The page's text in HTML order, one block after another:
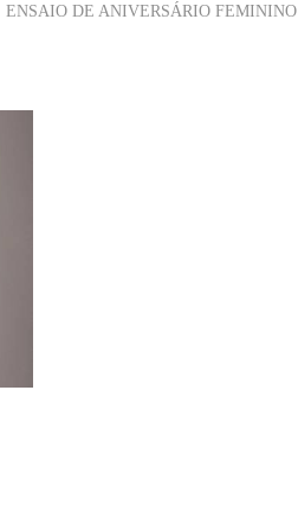
ENSAIO DE ANIVERSÁRIO FEMININO